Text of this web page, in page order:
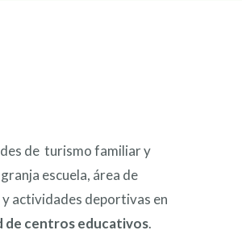
de turismo familiar y
escuela, área de
actividades deportivas en
de centros educativos.